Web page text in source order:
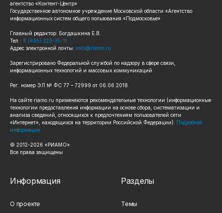
агентство «Контент-Центр»
Государственное автономное учреждение Московской области «Агентство
информационных систем общего пользования «Подмосковье»
Главный редактор: Богдашкина Е.В.
Тел.: 8 (495) 223-35-11
Адрес электронной почты: info@riamo.ru
Зарегистрировано Федеральной службой по надзору в сфере связи,
информационных технологий и массовых коммуникаций
Рег. номер ЭЛ № ФС 77 – 72999 от 06.06.2018
На сайте riamo.ru применяются рекомендательные технологии (информационные
технологии предоставления информации на основе сбора, систематизации и
анализа сведений, относящихся к предпочтениям пользователей сети
«Интернет», находящихся на территории Российской Федерации). Подробная
информация
© 2012-2026 «РИАМО».
Все права защищены
Информация
О проекте
Разделы
Темы